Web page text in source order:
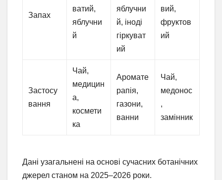
Запах
ватий,
яблучни
й
яблучни
й, іноді
гіркуват
ий
вий,
фруктов
ий
Застосу
вання
Чай,
медицин
а,
космети
ка
Аромате
рапія,
газони,
ванни
Чай,
медонос
,
замінник
Дані узагальнені на основі сучасних ботанічних
джерел станом на 2025–2026 роки.